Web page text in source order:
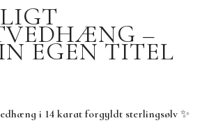
–
EGEN TITEL
i 14 karat forgyldt sterlingsølv ✨